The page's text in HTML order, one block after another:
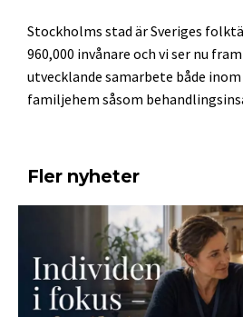
Stockholms stad är Sveriges
960,000 invånare och vi ser nu
utvecklande samarbete både
familjehem såsom
Fler nyheter